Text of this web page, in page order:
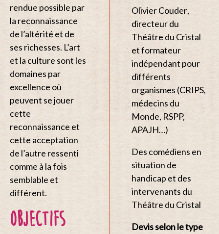
rendue possible par
la reconnaissance
de l’altérité et de
ses richesses. L’art
et la culture sont les
domaines par
excellence où
peuvent se jouer
cette
reconnaissance et
cette acceptation
de l’autre ressenti
comme à la fois
semblable et
différent.
OBJECTIFS
Olivier Couder,
directeur du
Théâtre du Cristal
et formateur
indépendant pour
différents
organismes (CRIPS,
médecins du
Monde, RSPP,
APAJH…)
Des comédiens en
situation de
handicap et des
intervenants du
Théâtre du Cristal
Devis selon le type